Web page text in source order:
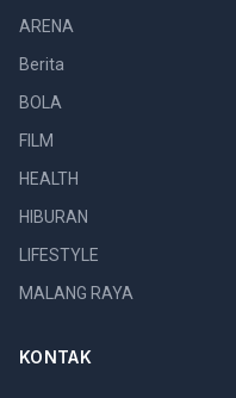
ARENA
Berita
BOLA
FILM
HEALTH
HIBURAN
LIFESTYLE
MALANG RAYA
KONTAK